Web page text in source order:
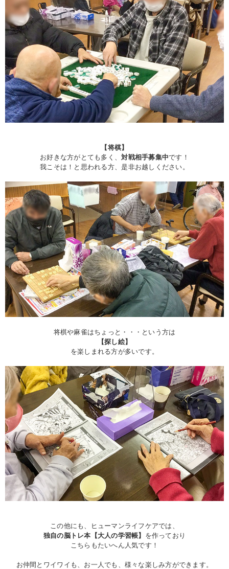
【将棋】
お好きな方がとても多く、対戦相手募集中です！
我こそは！と思われる方、是非お越しください。
将棋や麻雀はちょっと・・・という方は
【探し絵】
を楽しまれる方が多いです。
この他にも、ヒューマンライフケアでは、
独自の脳トレ本 【大人の学習帳】 を作っており
こちらもたいへん人気です！
お仲間とワイワイも、お一人でも、様々な楽しみ方ができます。